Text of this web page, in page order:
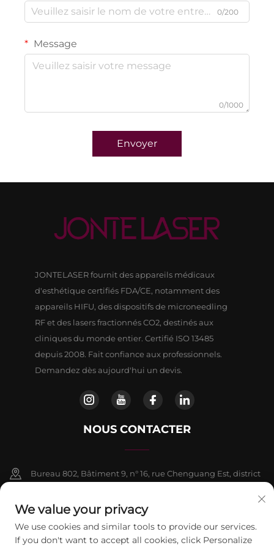
0/200
Message
0/1000
Envoyer
JONTELASER fournit des appareils médicaux
d'esthétique certifiés FDA/CE, notamment des
appareils HIFU, des dispositifs de microneedling
RF et des lasers fractionnés CO2, destinés aux
cliniques du monde entier. Certifié ISO 13485
depuis 2008. Fait confiance aux professionnels.
Demandez dès aujourd'hui un devis.
NOUS CONTACTER
Bureau 802, Bâtiment 9, n° 16, rue Chenguang Est, district
+86-13911459627
[email protected]
We value your privacy
We use cookies and similar tools to provide our services.
If you don't want to accept all cookies, click Personalize